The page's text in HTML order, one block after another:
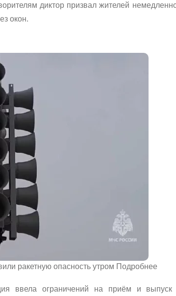
диктор призвал жителей
окон.
ракетную опасность утром Подробнее
ввела ограничений на приём и выпуск